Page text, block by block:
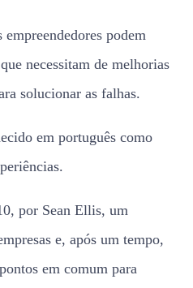
podem
necessitam de melhorias
solucionar as falhas.
em português como
por Sean Ellis, um
e, após um tempo,
em comum para